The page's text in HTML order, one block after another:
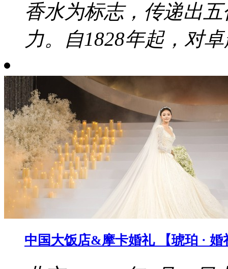
香水为标志，传递出
力。自1828年起，对
中国大饭店&摩卡婚礼 【琥珀 ·